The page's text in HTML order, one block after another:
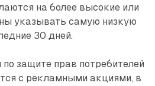
на более высокие или
указывать самую низкую
30 дней.
защите прав потребителей
с рекламными акциями, в